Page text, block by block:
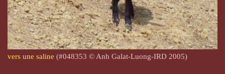
vers une saline (#048353 © Anh Galat-Luong-IRD 2005)